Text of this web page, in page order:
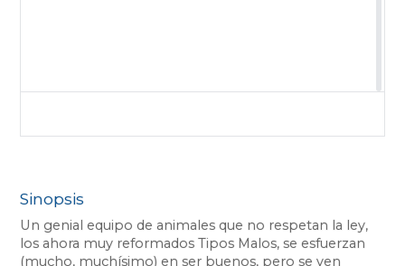
Sinopsis
Un genial equipo de animales que no respetan la ley,
los ahora muy reformados Tipos Malos, se esfuerzan
(mucho, muchísimo) en ser buenos, pero se ven